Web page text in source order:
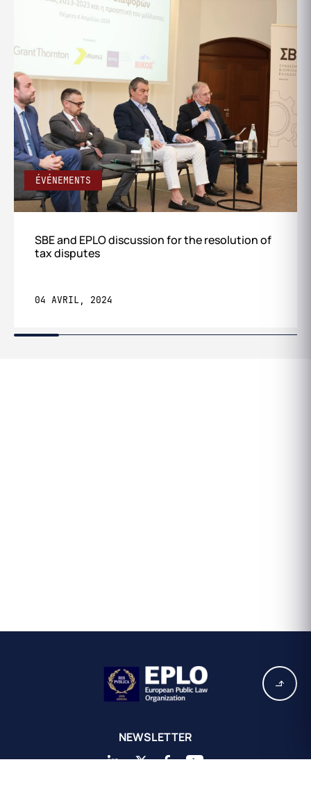
ÉVÉNEMENTS
SBE and EPLO discussion for the resolution of
tax disputes
04 AVRIL, 2024
NEWSLETTER